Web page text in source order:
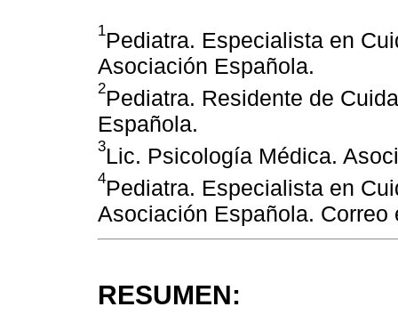
1Pediatra. Especialista en
Asociación Española.
2Pediatra. Residente de
Española.
3Lic. Psicología Médica.
4Pediatra. Especialista en
Asociación Española.
RESUMEN: